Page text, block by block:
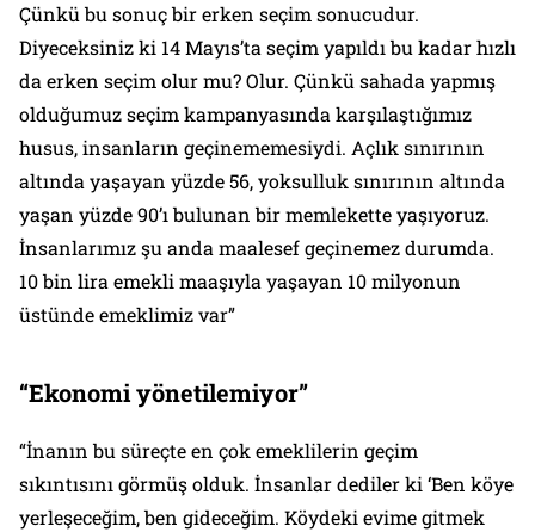
Çünkü bu sonuç bir erken seçim sonucudur.
Diyeceksiniz ki 14 Mayıs’ta seçim yapıldı bu kadar hızlı
da erken seçim olur mu? Olur. Çünkü sahada yapmış
olduğumuz seçim kampanyasında karşılaştığımız
husus, insanların geçinememesiydi. Açlık sınırının
altında yaşayan yüzde 56, yoksulluk sınırının altında
yaşan yüzde 90’ı bulunan bir memlekette yaşıyoruz.
İnsanlarımız şu anda maalesef geçinemez durumda.
10 bin lira emekli maaşıyla yaşayan 10 milyonun
üstünde emeklimiz var”
“Ekonomi yönetilemiyor”
“İnanın bu süreçte en çok emeklilerin geçim
sıkıntısını görmüş olduk. İnsanlar dediler ki ‘Ben köye
yerleşeceğim, ben gideceğim. Köydeki evime gitmek